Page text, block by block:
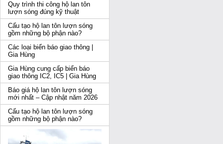
Quy trình thi công hộ lan tôn
lượn sóng đúng kỹ thuật
Cấu tạo hộ lan tôn lượn sóng
gồm những bộ phận nào?
Các loại biển báo giao thông |
Gia Hùng
Gia Hùng cung cấp biển báo
giao thông IC2, IC5 | Gia Hùng
Báo giá hộ lan tôn lượn sóng
mới nhất – Cập nhật năm 2026
Cấu tạo hộ lan tôn lượn sóng
gồm những bộ phận nào?